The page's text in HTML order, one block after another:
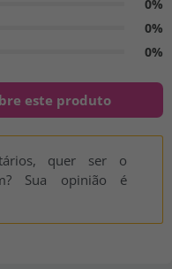
0%
0%
0%
este produto
quer ser o
Sua opinião é